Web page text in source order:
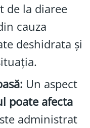
de la diaree
cauza
deshidrata și
Un aspect
poate afecta
administrat